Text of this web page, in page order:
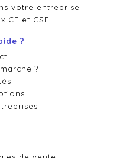
votre entreprise
CE et CSE
?
?